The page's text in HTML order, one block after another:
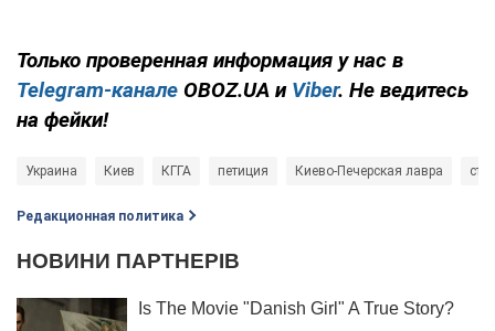
Только проверенная информация у нас в
Telegram-канале OBOZ.UA и Viber. Не ведитесь
на фейки!
Украина Киев КГГА петиция Киево-Печерская лавра
Редакционная политика